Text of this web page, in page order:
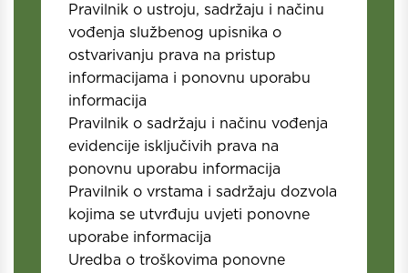
Pravilnik o ustroju, sadržaju i načinu
vođenja službenog upisnika o
ostvarivanju prava na pristup
informacijama i ponovnu uporabu
informacija
Pravilnik o sadržaju i načinu vođenja
evidencije isključivih prava na
ponovnu uporabu informacija
Pravilnik o vrstama i sadržaju dozvola
kojima se utvrđuju uvjeti ponovne
uporabe informacija
Uredba o troškovima ponovne